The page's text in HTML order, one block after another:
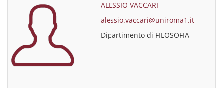
ALESSIO VACCARI
alessio.vaccari@uniroma1.it
Dipartimento di FILOSOFIA